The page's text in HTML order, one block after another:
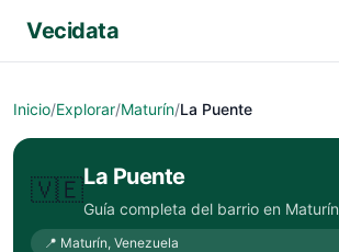
Vecidata
Inicio/Explorar/Maturín/La Puente
🇻🇪La Puente
Guía completa del barrio en Maturín
📍 Maturín, Venezuela